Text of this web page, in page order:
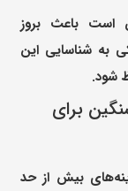
است باعث بروز
به شناسایی این
شود.
برای
بیش از حد